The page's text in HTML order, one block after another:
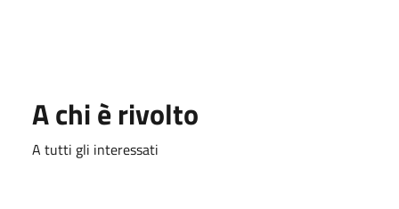
A chi è rivolto
A tutti gli interessati